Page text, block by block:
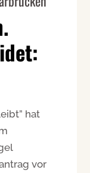
hat
vor